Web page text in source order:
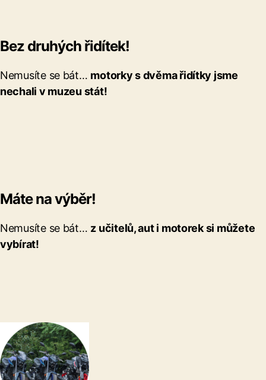
Bez druhých řidítek!
Nemusíte se bát… motorky s dvěma řidítky jsme
nechali v muzeu stát!
Máte na výběr!
Nemusíte se bát… z učitelů, aut i motorek si můžete
vybírat!